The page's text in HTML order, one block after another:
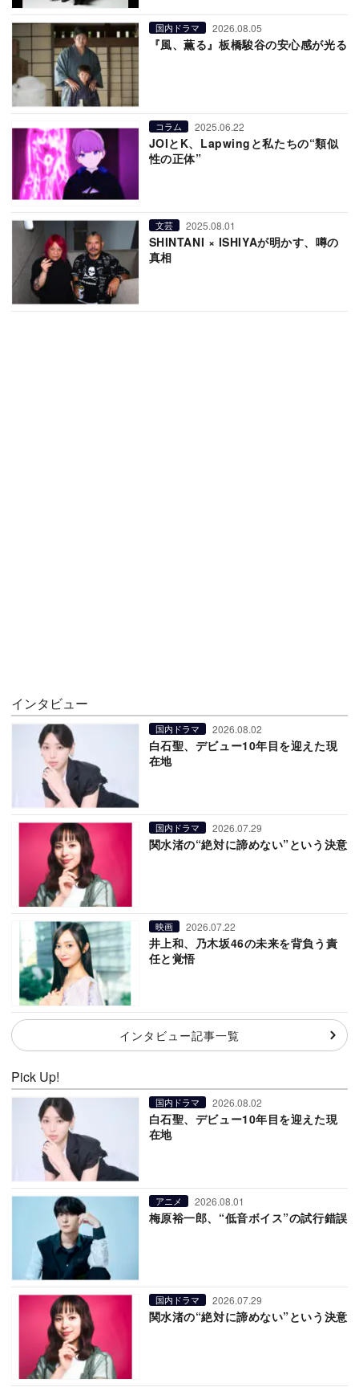
国内ドラマ 2026.08.05
『風、薫る』板橋駿谷の安心感が光る
コラム 2025.06.22
JOIとK、Lapwingと私たちの“類似
性の正体”
文芸 2025.08.01
SHINTANI × ISHIYAが明かす、噂の
真相
インタビュー
国内ドラマ 2026.08.02
白石聖、デビュー10年目を迎えた現
在地
国内ドラマ 2026.07.29
関水渚の“絶対に諦めない”という決意
映画 2026.07.22
井上和、乃木坂46の未来を背負う責
任と覚悟
インタビュー記事一覧
Pick Up!
国内ドラマ 2026.08.02
白石聖、デビュー10年目を迎えた現
在地
アニメ 2026.08.01
梅原裕一郎、“低音ボイス”の試行錯誤
国内ドラマ 2026.07.29
関水渚の“絶対に諦めない”という決意